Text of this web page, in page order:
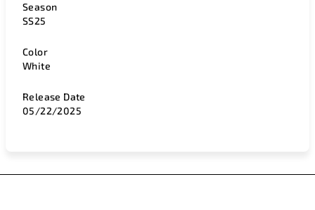
Season
SS25
Color
White
Release Date
05/22/2025